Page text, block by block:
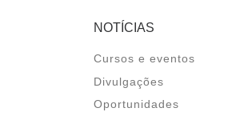
NOTÍCIAS
Cursos e eventos
Divulgações
Oportunidades